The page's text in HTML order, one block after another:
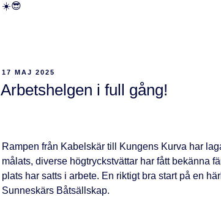
☀️😎
17 MAJ 2025
Arbetshelgen i full gång!
Rampen från Kabelskär till Kungens Kurva har
målats, diverse högtryckstvättar har fått bekänna
plats har satts i arbete. En riktigt bra start på en
Sunneskärs Båtsällskap.